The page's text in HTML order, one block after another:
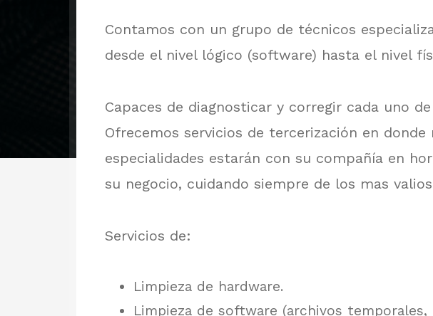
Contamos con un grupo de técnicos
desde el nivel lógico (software) hasta el nivel
Capaces de diagnosticar y corregir cada uno
Ofrecemos servicios de tercerización en
especialidades estarán con su compañía en
su negocio, cuidando siempre de los mas
Servicios de:
Limpieza de hardware.
Limpieza de software (archivos